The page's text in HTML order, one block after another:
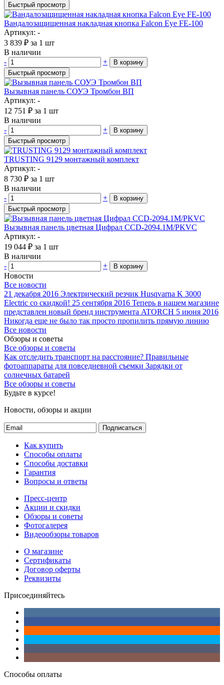
Быстрый просмотр
Вандалозащищенная накладная кнопка Falcon Eye FE-100
Артикул: -
3 839 ₽ за 1 шт
В наличии
-
+
В корзину
Быстрый просмотр
Вызывная панель СОУЭ Тромбон ВП
Артикул: -
12 751 ₽ за 1 шт
В наличии
-
+
В корзину
Быстрый просмотр
TRUSTING 9129 монтажный комплект
Артикул: -
8 730 ₽ за 1 шт
В наличии
-
+
В корзину
Быстрый просмотр
Вызывная панель цветная Цифрал CCD-2094.1М/PKVC
Артикул: -
19 044 ₽ за 1 шт
В наличии
-
+ В корзину
Новости
Все новости
21 декабря 2016 Электрический резчик Husqvarna K 3000
Electric со скидкой! 25 сентября 2016 Теперь в нашем магазине
представлен новый бренд инструмента ATORCH 5 июня 2016
Никогда еще не было так просто пропилить прямую линию
Все новости
Обзоры и советы
Все обзоры и советы
Как отследить транспорт на расстояние? Правильные
фотоаппараты для повседневной съемки Зарядки от
солнечных батарей
Все обзоры и советы
Будьте в курсе!
Новости, обзоры и акции
Подписаться
Как купить
Способы оплаты
Способы доставки
Гарантия
Вопросы и ответы
Пресс-центр
Акции и скидки
Обзоры и советы
Фотогалерея
Видеообзоры товаров
О магазине
Сертификаты
Договор оферты
Реквизиты
Присоединяйтесь
Способы оплаты